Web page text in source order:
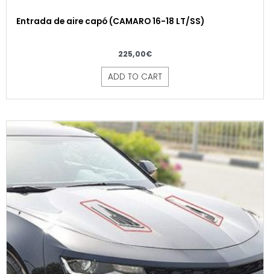
Entrada de aire capó (CAMARO 16-18 LT/SS)
225,00€
ADD TO CART